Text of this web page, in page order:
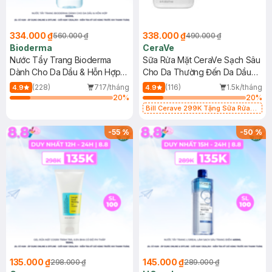
334.000 ₫560.000 ₫
Bioderma
Nước Tẩy Trang Bioderma
Dành Cho Da Dầu & Hỗn Hợp
500ml
4.9 (228)
717/tháng
20%
338.000 ₫490.000 ₫
CeraVe
Sữa Rửa Mặt CeraVe Sạch Sâu
Cho Da Thường Đến Da Dầu
473ml
4.9 (116)
1.5k/tháng
20%
Bill Cerave 299K Tặng Sữa Rửa
-55%
135.000 ₫298.000 ₫
-50%
145.000 ₫289.000 ₫